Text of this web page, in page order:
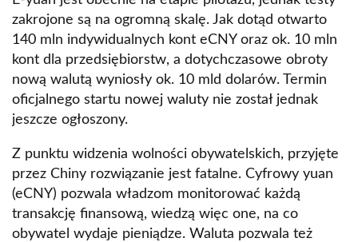
zakrojone są na ogromną skalę. Jak dotąd otwarto
140 mln indywidualnych kont eCNY oraz ok. 10 mln
kont dla przedsiębiorstw, a dotychczasowe obroty
nową walutą wyniosły ok. 10 mld dolarów. Termin
oficjalnego startu nowej waluty nie został jednak
jeszcze ogłoszony.
Z punktu widzenia wolności obywatelskich, przyjęte
przez Chiny rozwiązanie jest fatalne. Cyfrowy yuan
(eCNY) pozwala władzom monitorować każdą
transakcję finansową, wiedzą więc one, na co
obywatel wydaje pieniądze. Waluta pozwala też